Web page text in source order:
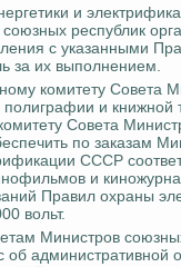
и
республик
с указанными
за их выполнением.
комитету Совета
полиграфии и книжной
Совета
по заказам
СССР
и
Правил охраны
вольт.
Министров
об административной